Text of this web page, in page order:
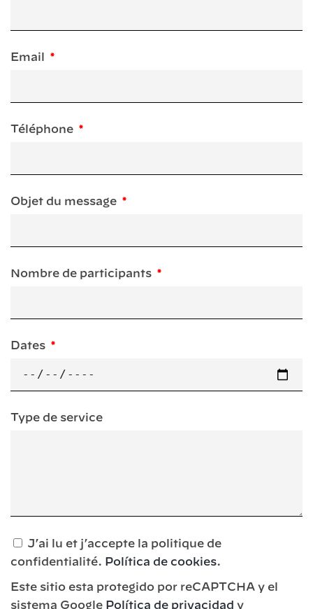
Email
Téléphone
Objet du message
Nombre de participants
Dates
Type de service
J’ai lu et j’accepte la politique de
confidentialité. Política de cookies.
Este sitio esta protegido por reCAPTCHA y el
sistema Google Política de privacidad y